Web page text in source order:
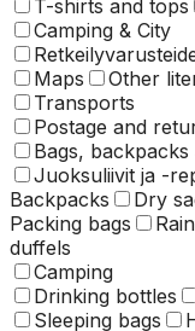
T-shirts and tops
Camping & City
Maps
Other
Transports
Postage and
Bags,
Juoksuliivit ja -
Backpacks
Dry
Packing bags
duffels
Camping
Drinking bottles
Sleeping bags